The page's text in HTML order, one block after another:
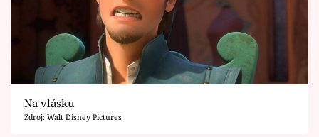
Na vlásku
Zdroj: Walt Disney Pictures